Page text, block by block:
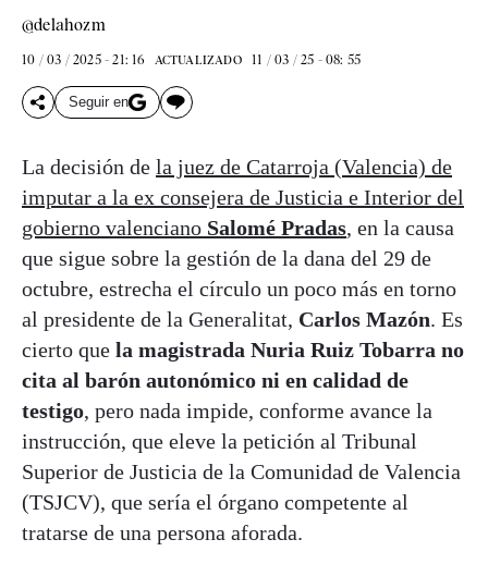
@delahozm
10 / 03 / 2025 - 21: 16 ACTUALIZADO 11 / 03 / 25 - 08: 55
Seguir en
La decisión de la juez de Catarroja (Valencia) de
imputar a la ex consejera de Justicia e Interior del
gobierno valenciano Salomé Pradas, en la causa
que sigue sobre la gestión de la dana del 29 de
octubre, estrecha el círculo un poco más en torno
al presidente de la Generalitat, Carlos Mazón. Es
cierto que la magistrada Nuria Ruiz Tobarra no
cita al barón autonómico ni en calidad de
testigo, pero nada impide, conforme avance la
instrucción, que eleve la petición al Tribunal
Superior de Justicia de la Comunidad de Valencia
(TSJCV), que sería el órgano competente al
tratarse de una persona aforada.